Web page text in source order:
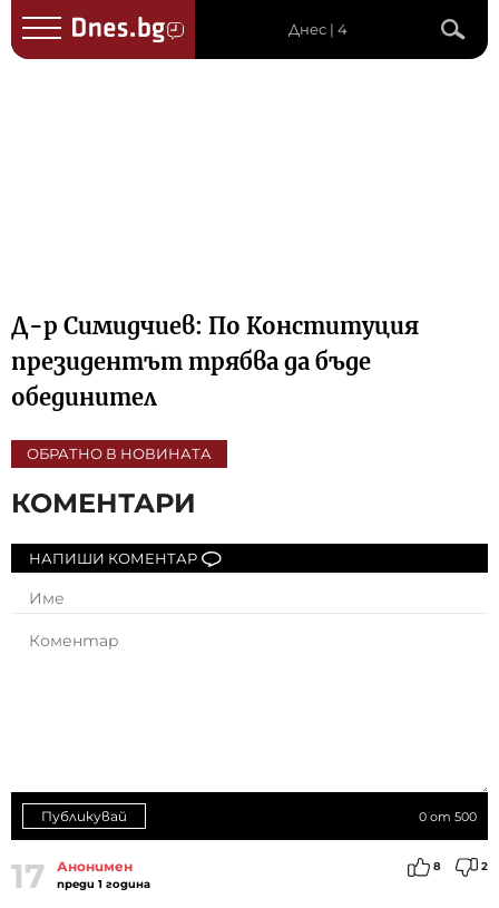
Днес | 4
Д-р Симидчиев: По Конституция
президентът трябва да бъде
обединител
ОБРАТНО В НОВИНАТА
КОМЕНТАРИ
НАПИШИ КОМЕНТАР
0 от 500
Публикувай
17 Анонимен
преди 1 година
8 2